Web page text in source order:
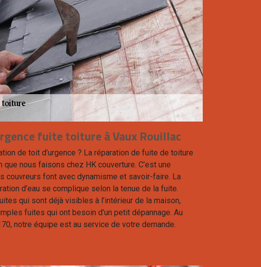
fuite toiture à Vaux Rouillac
de toit d’urgence ? La réparation de fuite de toiture
nous faisons chez HK couverture. C’est une
couvreurs font avec dynamisme et savoir-faire. La
d’eau se complique selon la tenue de la fuite.
qui sont déjà visibles à l’intérieur de la maison,
fuites qui ont besoin d’un petit dépannage. Au
notre équipe est au service de votre demande.